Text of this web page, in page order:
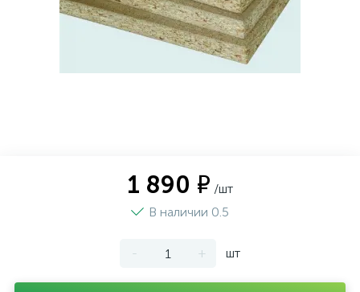
1 890 ₽ /шт
В наличии 0.5
- + шт